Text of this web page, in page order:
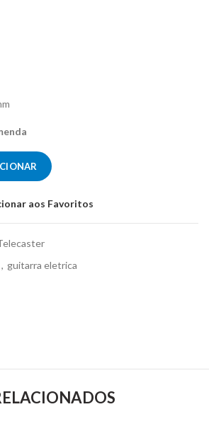
elétrica - Fender Telecaster Vintera 70s
aos Favoritos
, guitarra eletrica